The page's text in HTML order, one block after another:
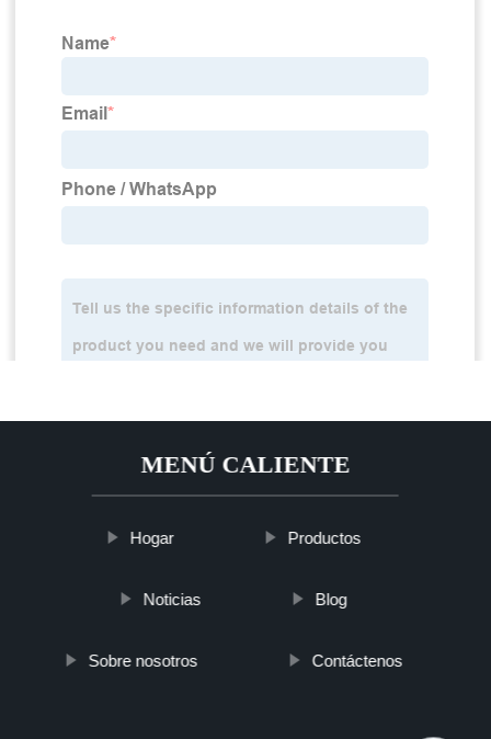
MENÚ CALIENTE
Hogar Productos
Noticias Blog
Sobre nosotros Contáctenos